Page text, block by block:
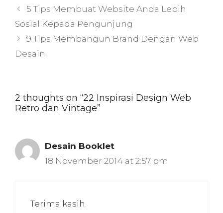
5 Tips Membuat Website Anda Lebih
Sosial Kepada Pengunjung
9 Tips Membangun Brand Dengan Web
Desain
2 thoughts on “22 Inspirasi Design Web
Retro dan Vintage”
Desain Booklet
18 November 2014 at 2:57 pm
Terima kasih